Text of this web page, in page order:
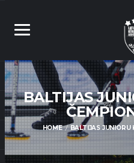
BALTIJAS
HOME BALTIJAS JUNIORU